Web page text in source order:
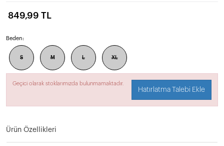
849,99 TL
Beden:
S M L XL
Geçici olarak stoklarımızda bulunmamaktadır.
Hatırlatma Talebi Ekle
Ürün Özellikleri